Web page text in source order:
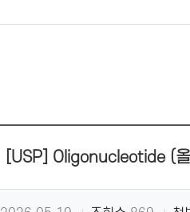
[USP] Oligonucleotide (